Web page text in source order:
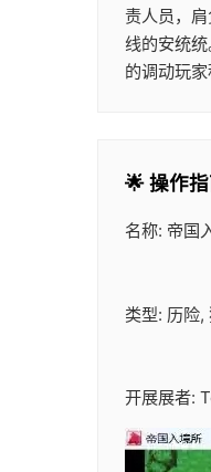
责人员，
线的安统
的调动玩
🌟 操作
名称: 帝国
类型: 历险,
开展展者: